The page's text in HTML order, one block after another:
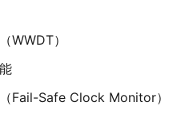
WWDT）
Fail-Safe Clock Monitor）